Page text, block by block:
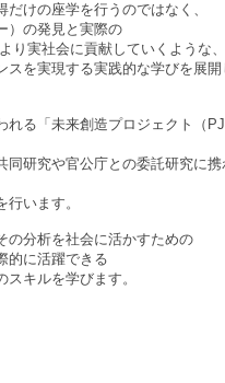
けの座学を行うのではなく、
）の発見と実際の
り実社会に貢献していくような、
スを実現する実践的な学びを展開
れる「未来創造プロジェクト（PJ
同研究や官公庁との委託研究に携
います。
の分析を社会に活かすための
的に活躍できる
キルを学びます。